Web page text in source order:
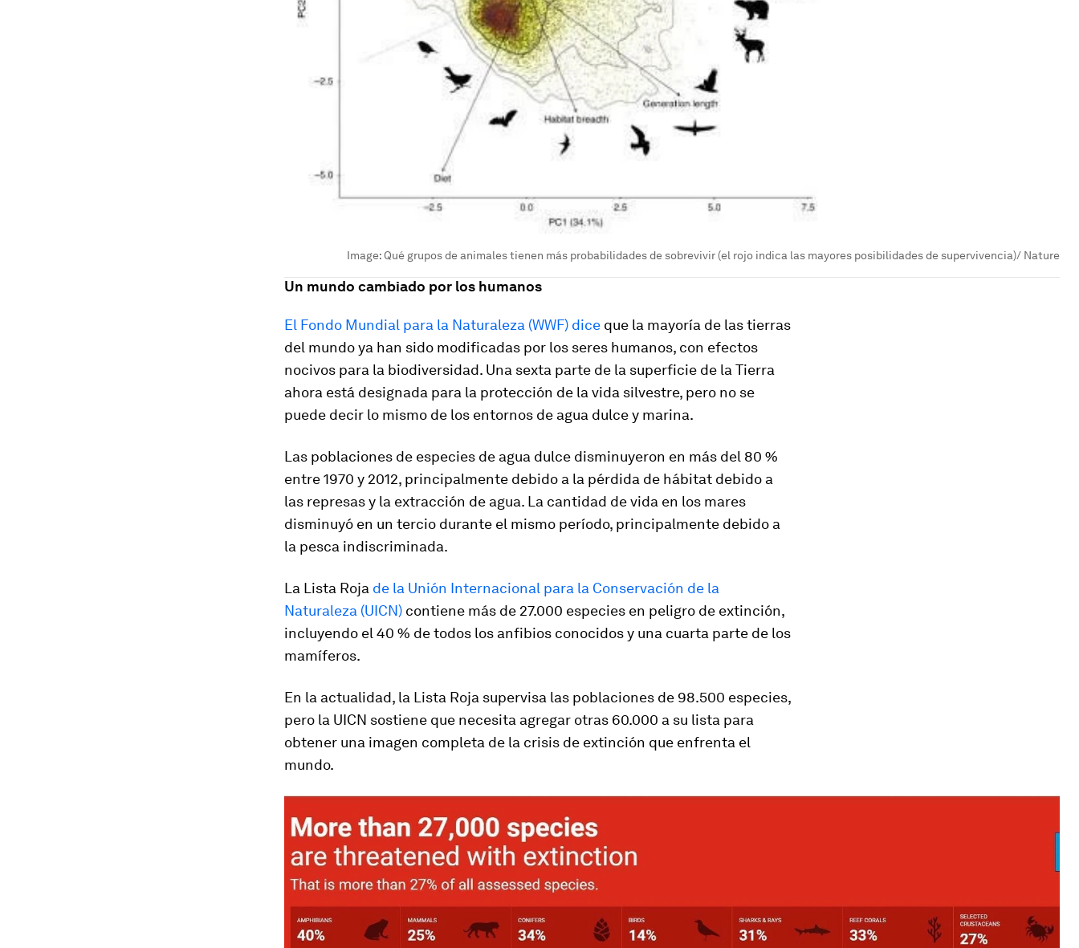
Image: Qué grupos de animales tienen más probabilidades de sobrevivir (el rojo indica las mayores posibilidades de supervivencia)/ Nature
Un mundo cambiado por los humanos
El Fondo Mundial para la Naturaleza (WWF) dice que la mayoría de las tierras
del mundo ya han sido modificadas por los seres humanos, con efectos
nocivos para la biodiversidad. Una sexta parte de la superficie de la Tierra
ahora está designada para la protección de la vida silvestre, pero no se
puede decir lo mismo de los entornos de agua dulce y marina.
Las poblaciones de especies de agua dulce disminuyeron en más del 80 %
entre 1970 y 2012, principalmente debido a la pérdida de hábitat debido a
las represas y la extracción de agua. La cantidad de vida en los mares
disminuyó en un tercio durante el mismo período, principalmente debido a
la pesca indiscriminada.
La Lista Roja de la Unión Internacional para la Conservación de la
Naturaleza (UICN) contiene más de 27.000 especies en peligro de extinción,
incluyendo el 40 % de todos los anfibios conocidos y una cuarta parte de los
mamíferos.
En la actualidad, la Lista Roja supervisa las poblaciones de 98.500 especies,
pero la UICN sostiene que necesita agregar otras 60.000 a su lista para
obtener una imagen completa de la crisis de extinción que enfrenta el
mundo.